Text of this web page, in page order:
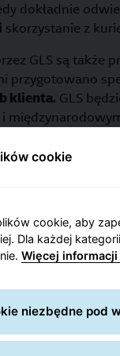
dokładnie
skorzystanie z
GLS są
przygotowano
klienta. GLS
inne nasze
cookie
cookie, aby
Dla każdej
Więcej
niezbędne pod